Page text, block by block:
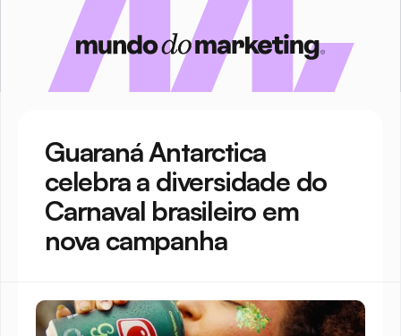
Guaraná Antarctica
celebra a diversidade do
Carnaval brasileiro em
nova campanha